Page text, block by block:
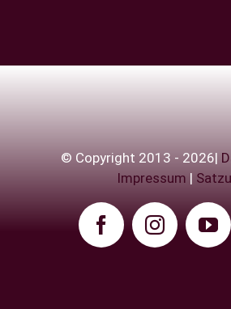
© Copyright 2013 - 2026|
Impressum |